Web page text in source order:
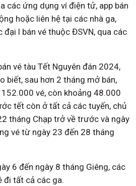
các ứng dụng ví điện tử, app bán
hoặc liên hệ tại các nhà ga,
đại l bán vé thuộc ĐSVN, qua các
vé tàu Tết Nguyên đán 2024,
biết, sau hơn 2 tháng mở bán,
vé, còn khoảng 48.000
tết còn ở tất cả các tuyến, chủ
tháng Chạp trở về trước và ngày
vé từ ngày 23 đến 28 tháng
6 đến ngày 8 tháng Giêng, các
đi tất cả các ga.